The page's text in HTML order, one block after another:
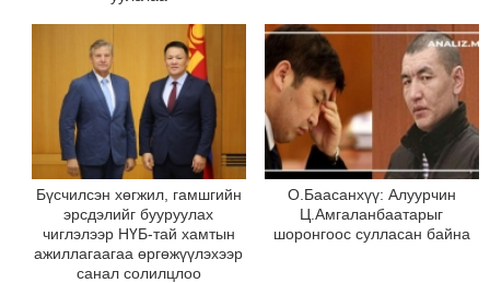
Бүсчилсэн хөгжил, гамшгийн
эрсдэлийг бууруулах
чиглэлээр НҮБ-тай хамтын
ажиллагаагаа өргөжүүлэхээр
санал солилцлоо
О.Баасанхүү: Алуурчин
Ц.Амгаланбаатарыг
шоронгоос сулласан байна